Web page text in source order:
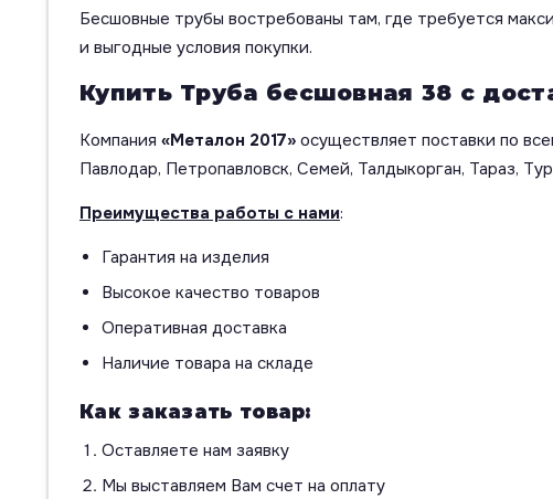
Бесшовные трубы востребованы там, где требуется
и выгодные условия покупки.
Купить Труба бесшовная 38 с
Компания «Металон 2017» осуществляет поставки по
Павлодар, Петропавловск, Семей, Талдыкорган, Тараз,
Преимущества работы с нами:
Гарантия на изделия
Высокое качество товаров
Оперативная доставка
Наличие товара на складе
Как заказать товар:
Оставляете нам заявку
Мы выставляем Вам счет на оплату